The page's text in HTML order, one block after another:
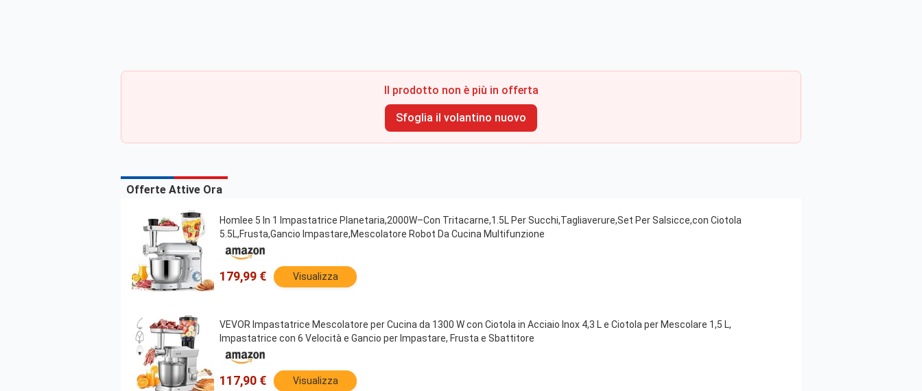
Il prodotto non è più in offerta
Sfoglia il volantino nuovo
Offerte Attive Ora
Homlee 5 In 1 Impastatrice Planetaria,2000W–Con Tritacarne,1.5L Per Succhi,Tagliaverure,Set Per Salsicce,con Ciotola
5.5L,Frusta,Gancio Impastare,Mescolatore Robot Da Cucina Multifunzione
179,99 € Visualizza
VEVOR Impastatrice Mescolatore per Cucina da 1300 W con Ciotola in Acciaio Inox 4,3 L e Ciotola per Mescolare 1,5 L,
Impastatrice con 6 Velocità e Gancio per Impastare, Frusta e Sbattitore
117,90 € Visualizza